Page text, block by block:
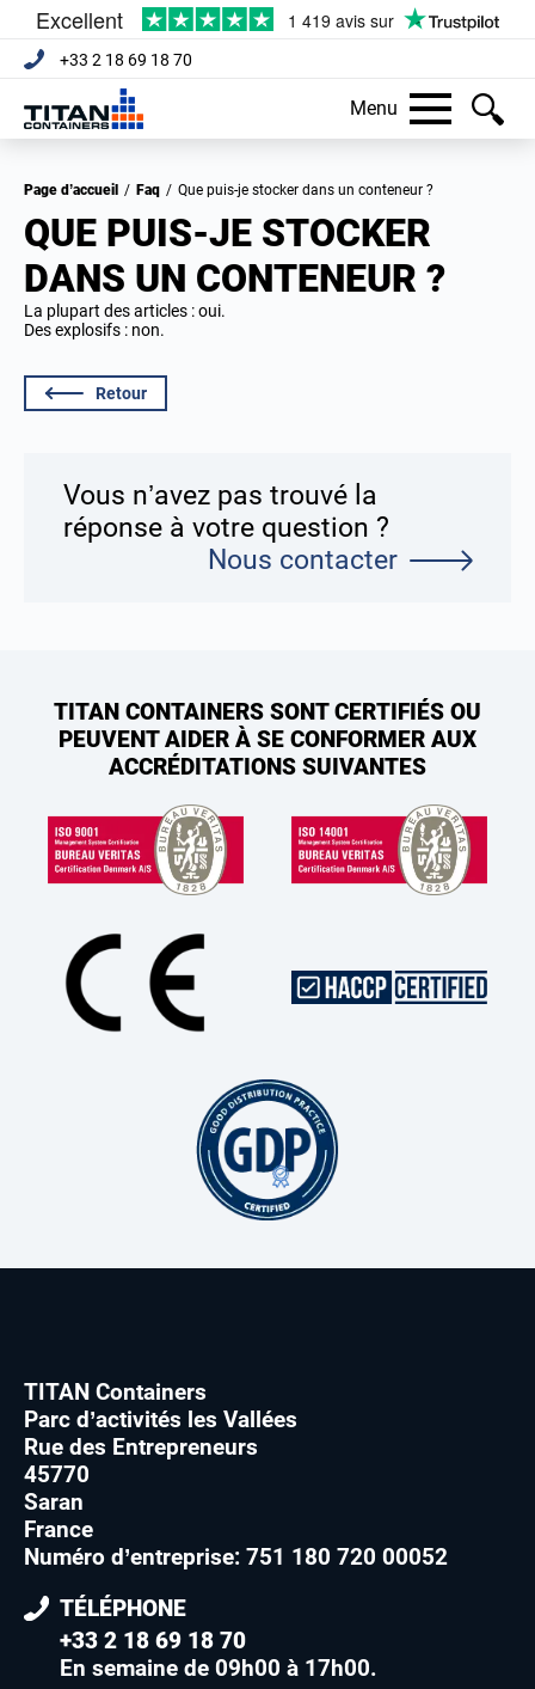
+33 2 18 69 18 70
Menu
Page d’accueil / Faq / Que puis-je stocker dans un conteneur ?
QUE PUIS-JE STOCKER
DANS UN CONTENEUR ?
La plupart des articles : oui.
Des explosifs : non.
Retour
Vous n’avez pas trouvé la
réponse à votre question ?
Nous contacter
TITAN CONTAINERS SONT CERTIFIÉS OU
PEUVENT AIDER À SE CONFORMER AUX
ACCRÉDITATIONS SUIVANTES
TITAN Containers
Parc d’activités les Vallées
Rue des Entrepreneurs
45770
Saran
France
Numéro d’entreprise: 751 180 720 00052
TÉLÉPHONE
+33 2 18 69 18 70
En semaine de 09h00 à 17h00.